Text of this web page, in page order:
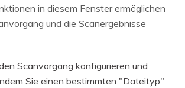
in diesem Fenster ermöglichen
und die Scanergebnisse
Scanvorgang konfigurieren und
Sie einen bestimmten "Dateityp"